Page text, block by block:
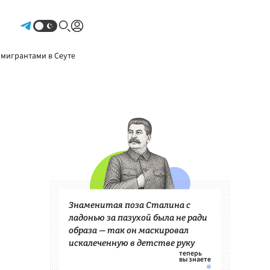
в Сеуте
Знаменитая поза Сталина с
ладонью за пазухой была не ради
образа — так он маскировал
искалеченную в детстве руку